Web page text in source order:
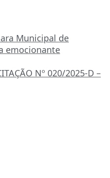
Municipal de
emocionante
Nº 020/2025-D –